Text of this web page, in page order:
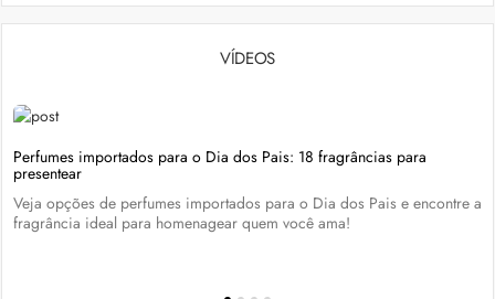
VÍDEOS
Perfumes importados para o Dia dos Pais: 18 fragrâncias para
presentear
Veja opções de perfumes importados para o Dia dos Pais e encontre a
fragrância ideal para homenagear quem você ama!